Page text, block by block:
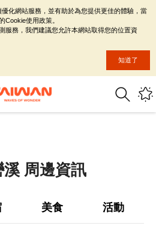
溪 周邊資訊
美食 活動
化網站服務，並有助於為您提供更佳的體驗，當
Cookie使用政策。
服務，我們建議您允許本網站取得您的位置資
知道了